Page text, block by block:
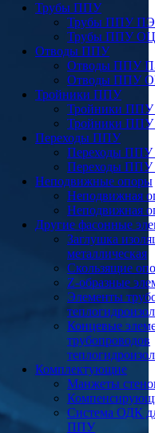
Трубы ППУ
Трубы ППУ ПЭ
Трубы ППУ ОЦ
Отводы ППУ
Отводы ППУ
Отводы ППУ
Тройники ППУ
Тройники
Тройники
Переходы ППУ
Переходы
Переходы
Неподвижные опоры
Неподвижная
Неподвижная
Другие фасонные
Заглушка
металлическая
Скользящие
Z-образные
Элементы
Концевые
трубопроводов
Комплектующие
Манжеты
Система ОДК
ППУ